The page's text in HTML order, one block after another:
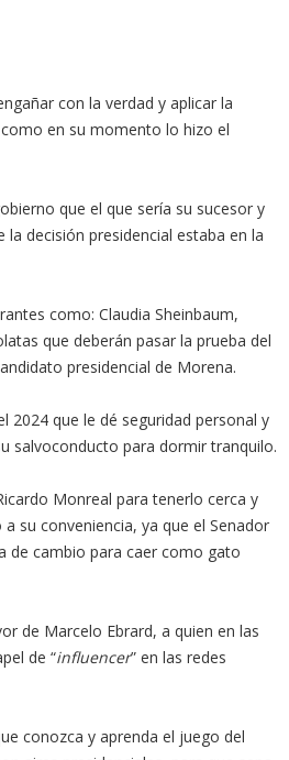
con la verdad y aplicar la
en su momento lo hizo el
que el que sería su sucesor y
decisión presidencial estaba en la
como: Claudia Sheinbaum,
que deberán pasar la prueba del
presidencial de Morena.
2024 que le dé seguridad personal y
salvoconducto para dormir tranquilo.
Monreal para tenerlo cerca y
su conveniencia, ya que el Senador
de cambio para caer como gato
de Marcelo Ebrard, a quien en las
de “influencer” en las redes
conozca y aprenda el juego del